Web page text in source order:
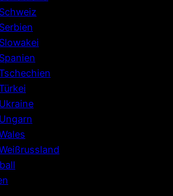
Schweiz
Serbien
Slowakei
Spanien
Ukraine
Ungarn